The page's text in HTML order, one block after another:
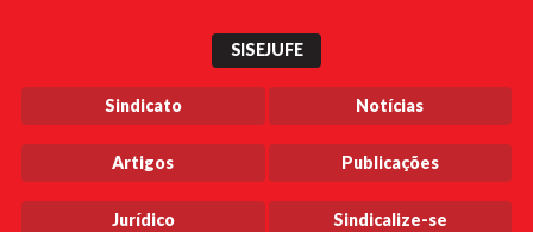
SISEJUFE
Sindicato Notícias
Artigos Publicações
Jurídico Sindicalize-se